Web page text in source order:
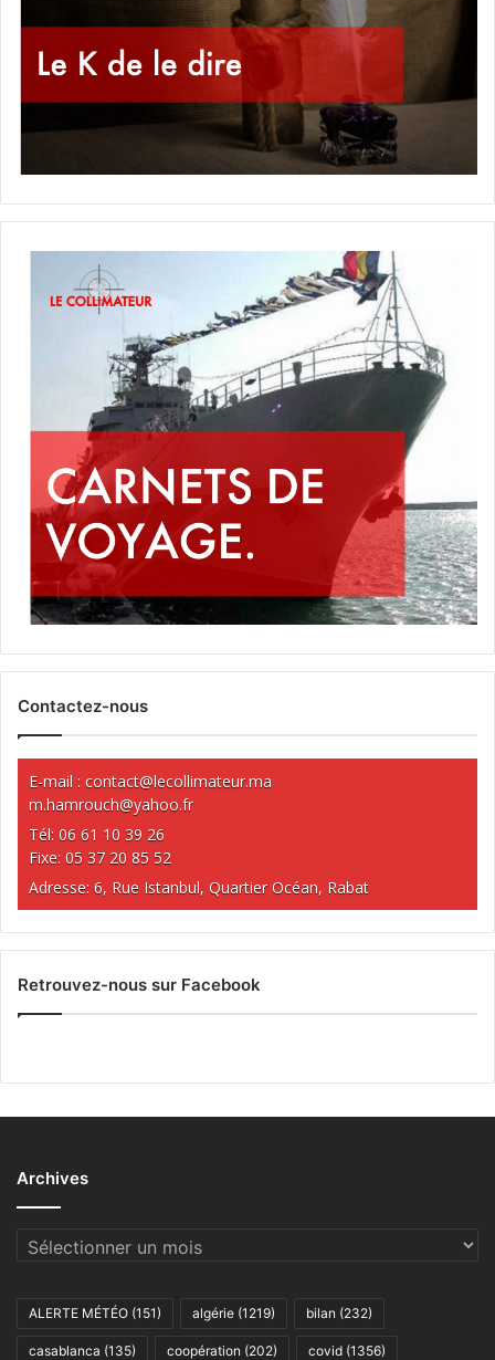
Contactez-nous
E-mail : contact@lecollimateur.ma
m.hamrouch@yahoo.fr
Tél: 06 61 10 39 26
Fixe: 05 37 20 85 52
Adresse: 6, Rue Istanbul, Quartier Océan, Rabat
Retrouvez-nous sur Facebook
Archives
Archives
ALERTE MÉTÉO (151) algérie (1219) bilan (232)
casablanca (135) coopération (202) covid (1356)